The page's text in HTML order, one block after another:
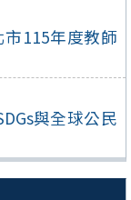
115年度教師
與全球公民